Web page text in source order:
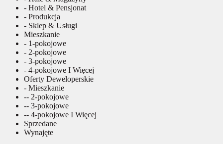
- Hotel & Pensjonat
- Produkcja
- Sklep & Usługi
Mieszkanie
- 1-pokojowe
- 2-pokojowe
- 3-pokojowe
- 4-pokojowe I Więcej
Oferty Deweloperskie
- Mieszkanie
-- 2-pokojowe
-- 3-pokojowe
-- 4-pokojowe I Więcej
Sprzedane
Wynajęte